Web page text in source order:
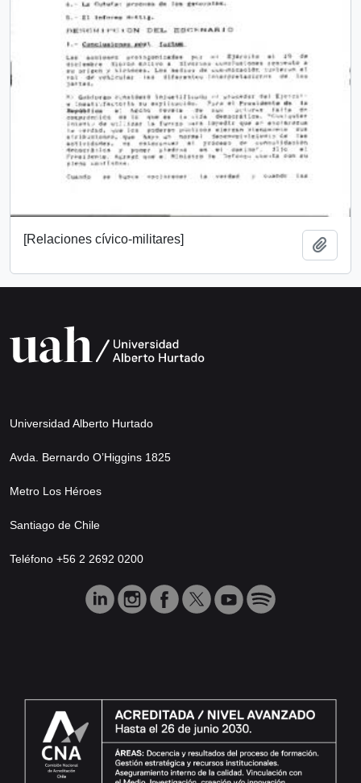
[Relaciones cívico-militares]
Universidad Alberto Hurtado
Avda. Bernardo O’Higgins 1825
Metro Los Héroes
Santiago de Chile
Teléfono +56 2 2692 0200